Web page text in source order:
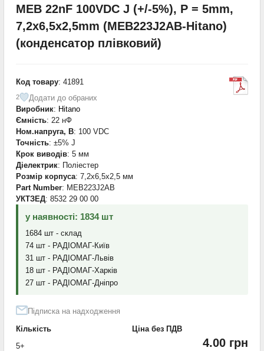
MEB 22nF 100VDC J (+/-5%), P = 5mm,
7,2x6,5x2,5mm (MEB223J2AB-Hitano)
(конденсатор плівковий)
Код товару: 41891
2
Додати до обраних
Виробник: Hitano
Ємність: 22 нФ
Ном.напруга, В: 100 VDC
Точність: ±5% J
Крок виводів: 5 мм
Діелектрик: Поліестер
Розмір корпуса: 7,2x6,5x2,5 мм
Part Number: MEB223J2AB
УКТЗЕД: 8532 29 00 00
у наявності: 1834 шт
1684 шт - склад
74 шт - РАДІОМАГ-Київ
31 шт - РАДІОМАГ-Львів
18 шт - РАДІОМАГ-Харків
27 шт - РАДІОМАГ-Дніпро
Підписка на надходження
Кількість
Ціна без ПДВ
5+
4.00 грн